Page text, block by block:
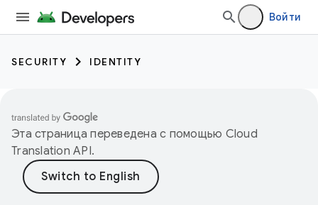
Войти
SECURITY IDENTITY
Эта страница переведена с помощью Cloud
Translation API.